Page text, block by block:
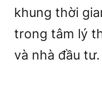
khung thời
trong tâm lý
và nhà đầu tư.